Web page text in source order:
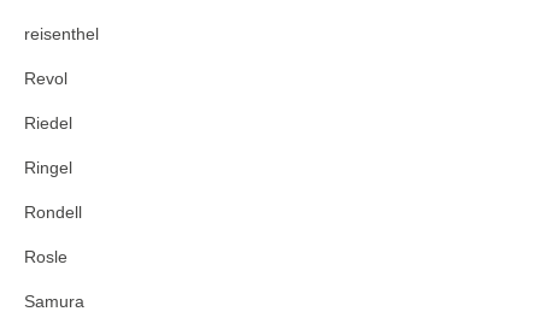
reisenthel
Revol
Riedel
Ringel
Rondell
Rosle
Samura